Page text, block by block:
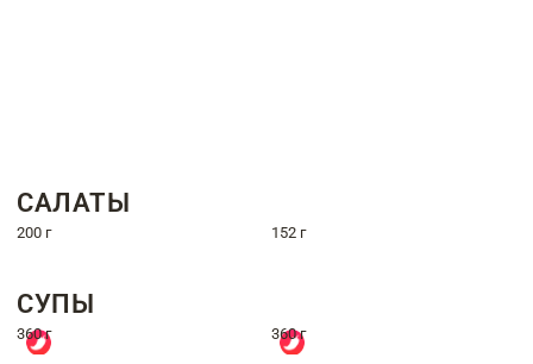
САЛАТЫ
200 г 152 г
СУПЫ
360 г 360 г